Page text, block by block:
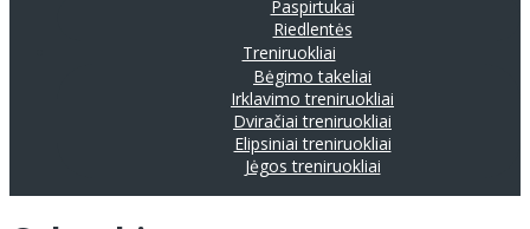
Paspirtukai
Riedlentės
Treniruokliai
Bėgimo takeliai
Irklavimo treniruokliai
Dviračiai treniruokliai
Elipsiniai treniruokliai
Jėgos treniruokliai